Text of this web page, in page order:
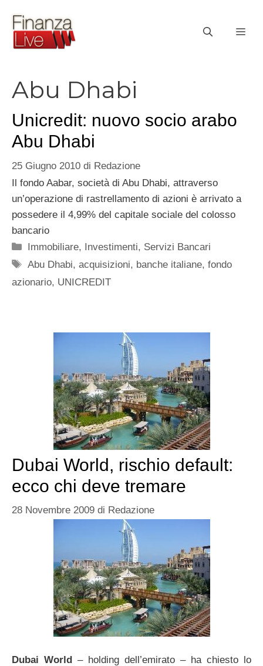
contenuto
Abu Dhabi
Unicredit: nuovo socio arabo
Abu Dhabi
25 Giugno 2010 di Redazione
Il fondo Aabar, società di Abu Dhabi, attraverso
un’operazione di rastrellamento di azioni è arrivato a
possedere il 4,99% del capitale sociale del colosso
bancario
Categorie
Immobiliare, Investimenti, Servizi Bancari
Tag
Abu Dhabi,acquisizioni, banche italiane,fondo
azionario, UNICREDIT
Dubai World, rischio default:
ecco chi deve tremare
28 Novembre 2009 di Redazione
Dubai World – holding dell’emirato – ha chiesto lo